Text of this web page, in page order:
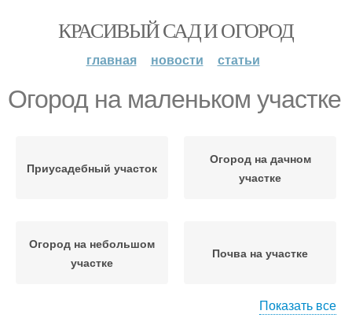
КРАСИВЫЙ САД И ОГОРОД
главная новости статьи
Огород на маленьком участке
Приусадебный участок
Огород на дачном
участке
Огород на небольшом
участке
Почва на участке
Показать все